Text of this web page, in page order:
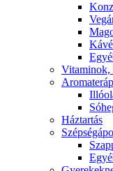
Vitaminok,
Háztartás